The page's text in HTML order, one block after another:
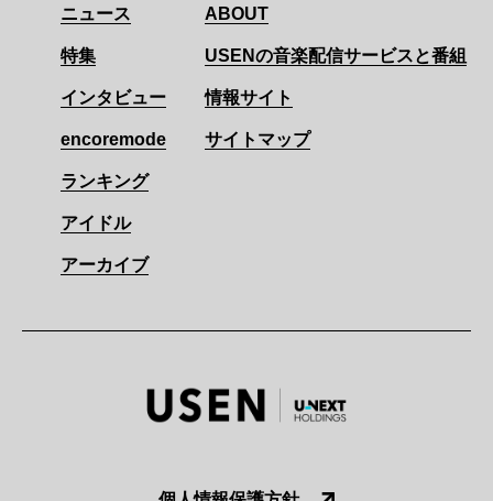
ニュース
特集
インタビュー
encoremode
ランキング
アイドル
アーカイブ
ABOUT
USENの音楽配信サービスと番組
情報サイト
サイトマップ